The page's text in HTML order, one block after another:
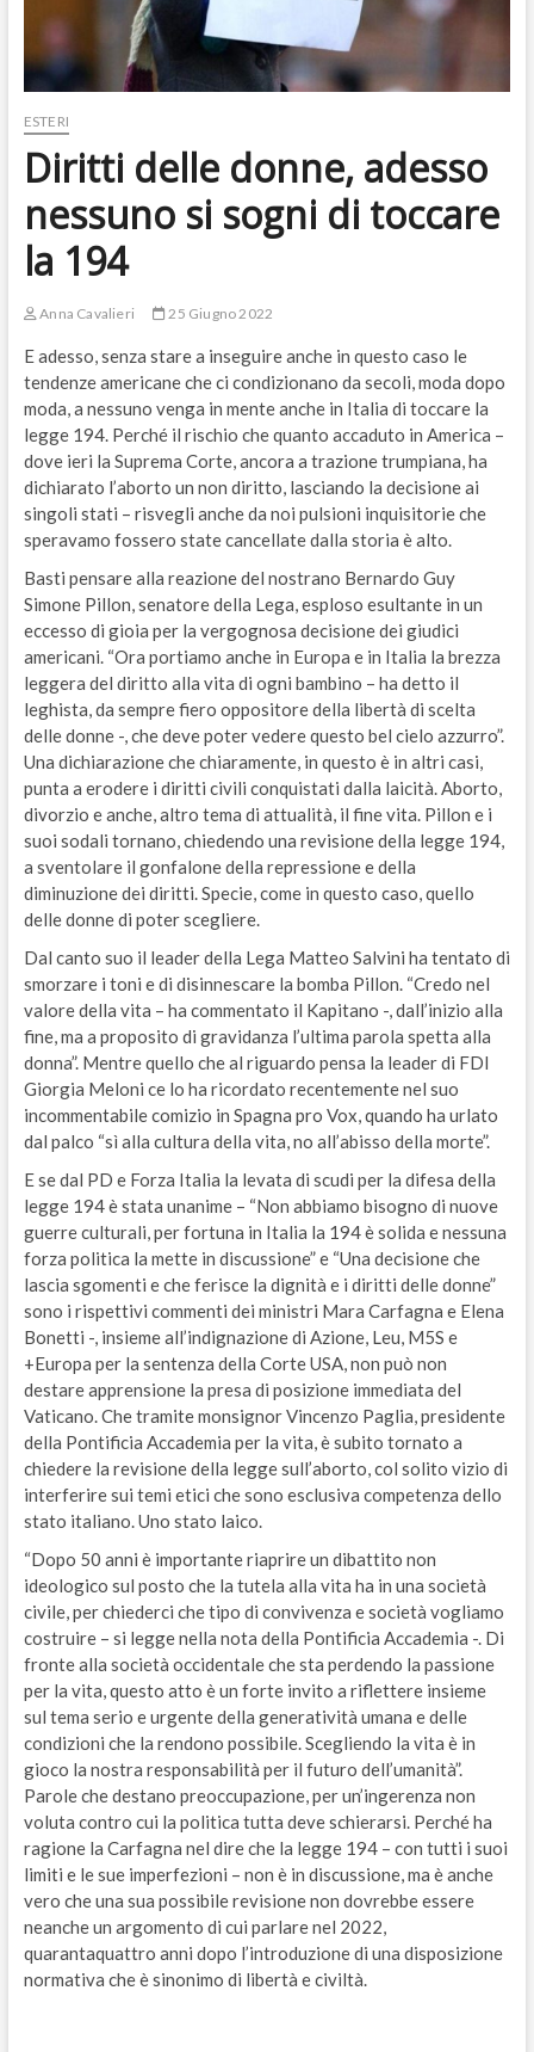
ESTERI
Diritti delle donne, adesso
nessuno si sogni di toccare
la 194
Anna Cavalieri 25 Giugno 2022
E adesso, senza stare a inseguire anche in questo caso le
tendenze americane che ci condizionano da secoli, moda dopo
moda, a nessuno venga in mente anche in Italia di toccare la
legge 194. Perché il rischio che quanto accaduto in America –
dove ieri la Suprema Corte, ancora a trazione trumpiana, ha
dichiarato l’aborto un non diritto, lasciando la decisione ai
singoli stati – risvegli anche da noi pulsioni inquisitorie che
speravamo fossero state cancellate dalla storia è alto.
Basti pensare alla reazione del nostrano Bernardo Guy
Simone Pillon, senatore della Lega, esploso esultante in un
eccesso di gioia per la vergognosa decisione dei giudici
americani. “Ora portiamo anche in Europa e in Italia la brezza
leggera del diritto alla vita di ogni bambino – ha detto il
leghista, da sempre fiero oppositore della libertà di scelta
delle donne -, che deve poter vedere questo bel cielo azzurro”.
Una dichiarazione che chiaramente, in questo è in altri casi,
punta a erodere i diritti civili conquistati dalla laicità. Aborto,
divorzio e anche, altro tema di attualità, il fine vita. Pillon e i
suoi sodali tornano, chiedendo una revisione della legge 194,
a sventolare il gonfalone della repressione e della
diminuzione dei diritti. Specie, come in questo caso, quello
delle donne di poter scegliere.
Dal canto suo il leader della Lega Matteo Salvini ha tentato di
smorzare i toni e di disinnescare la bomba Pillon. “Credo nel
valore della vita – ha commentato il Kapitano -, dall’inizio alla
fine, ma a proposito di gravidanza l’ultima parola spetta alla
donna”. Mentre quello che al riguardo pensa la leader di FDI
Giorgia Meloni ce lo ha ricordato recentemente nel suo
incommentabile comizio in Spagna pro Vox, quando ha urlato
dal palco “sì alla cultura della vita, no all’abisso della morte”.
E se dal PD e Forza Italia la levata di scudi per la difesa della
legge 194 è stata unanime – “Non abbiamo bisogno di nuove
guerre culturali, per fortuna in Italia la 194 è solida e nessuna
forza politica la mette in discussione” e “Una decisione che
lascia sgomenti e che ferisce la dignità e i diritti delle donne”
sono i rispettivi commenti dei ministri Mara Carfagna e Elena
Bonetti -, insieme all’indignazione di Azione, Leu, M5S e
+Europa per la sentenza della Corte USA, non può non
destare apprensione la presa di posizione immediata del
Vaticano. Che tramite monsignor Vincenzo Paglia, presidente
della Pontificia Accademia per la vita, è subito tornato a
chiedere la revisione della legge sull’aborto, col solito vizio di
interferire sui temi etici che sono esclusiva competenza dello
stato italiano. Uno stato laico.
“Dopo 50 anni è importante riaprire un dibattito non
ideologico sul posto che la tutela alla vita ha in una società
civile, per chiederci che tipo di convivenza e società vogliamo
costruire – si legge nella nota della Pontificia Accademia -. Di
fronte alla società occidentale che sta perdendo la passione
per la vita, questo atto è un forte invito a riflettere insieme
sul tema serio e urgente della generatività umana e delle
condizioni che la rendono possibile. Scegliendo la vita è in
gioco la nostra responsabilità per il futuro dell’umanità”.
Parole che destano preoccupazione, per un’ingerenza non
voluta contro cui la politica tutta deve schierarsi. Perché ha
ragione la Carfagna nel dire che la legge 194 – con tutti i suoi
limiti e le sue imperfezioni – non è in discussione, ma è anche
vero che una sua possibile revisione non dovrebbe essere
neanche un argomento di cui parlare nel 2022,
quarantaquattro anni dopo l’introduzione di una disposizione
normativa che è sinonimo di libertà e civiltà.